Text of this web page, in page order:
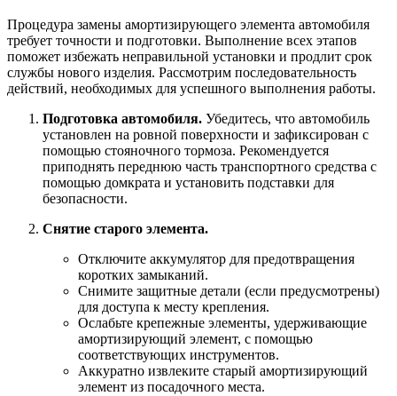
Процедура замены амортизирующего элемента автомобиля
требует точности и подготовки. Выполнение всех этапов
поможет избежать неправильной установки и продлит срок
службы нового изделия. Рассмотрим последовательность
действий, необходимых для успешного выполнения работы.
Подготовка автомобиля. Убедитесь, что автомобиль
установлен на ровной поверхности и зафиксирован с
помощью стояночного тормоза. Рекомендуется
приподнять переднюю часть транспортного средства с
помощью домкрата и установить подставки для
безопасности.
Снятие старого элемента.
Отключите аккумулятор для предотвращения
коротких замыканий.
Снимите защитные детали (если предусмотрены)
для доступа к месту крепления.
Ослабьте крепежные элементы, удерживающие
амортизирующий элемент, с помощью
соответствующих инструментов.
Аккуратно извлеките старый амортизирующий
элемент из посадочного места.